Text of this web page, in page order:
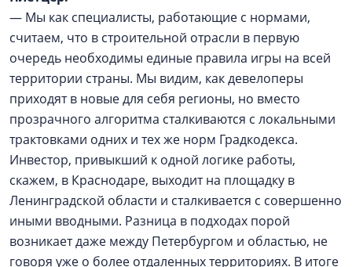
— Мы как специалисты, работающие с нормами,
считаем, что в строительной отрасли в первую
очередь необходимы единые правила игры на всей
территории страны. Мы видим, как девелоперы
приходят в новые для себя регионы, но вместо
прозрачного алгоритма сталкиваются с локальными
трактовками одних и тех же норм Градкодекса.
Инвестор, привыкший к одной логике работы,
скажем, в Краснодаре, выходит на площадку в
Ленинградской области и сталкивается с совершенно
иными вводными. Разница в подходах порой
возникает даже между Петербургом и областью, не
говоря уже о более отдаленных территориях. В итоге